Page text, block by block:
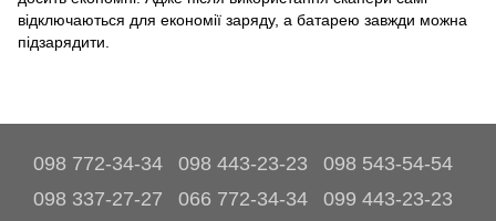
відключаються для економії заряду, а батарею завжди можна
підзарядити.
098 772-34-34 098 443-23-23
098 543-54-54
098 337-27-27
066 772-34-34
099 443-23-23